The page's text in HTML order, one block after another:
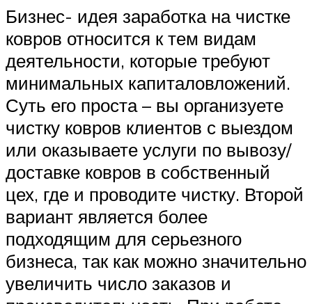
Бизнес- идея заработка на чистке
ковров относится к тем видам
деятельности, которые требуют
минимальных капиталовложений.
Суть его проста – вы организуете
чистку ковров клиентов с выездом
или оказываете услуги по вывозу/
доставке ковров в собственный
цех, где и проводите чистку. Второй
вариант является более
подходящим для серьезного
бизнеса, так как можно значительно
увеличить число заказов и